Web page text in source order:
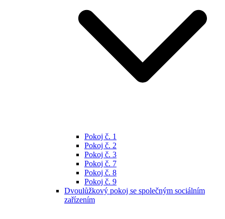
Pokoj č. 1
Pokoj č. 2
Pokoj č. 3
Pokoj č. 7
Pokoj č. 8
Pokoj č. 9
Dvoulůžkový pokoj se společným sociálním
zařízením